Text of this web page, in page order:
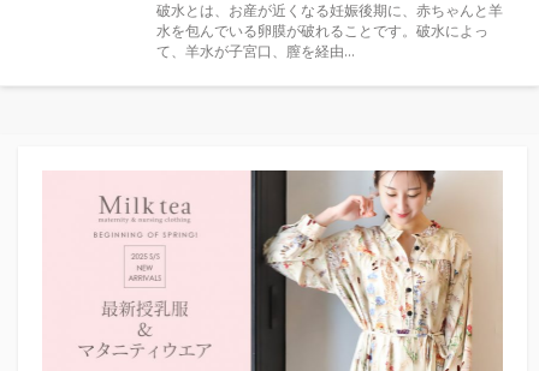
日
ゴ
リ
ー
破水とは、お産が近くなる妊娠後期に、赤ちゃんと羊
水を包んでいる卵膜が破れることです。破水によっ
て、羊水が子宮口、膣を経由...